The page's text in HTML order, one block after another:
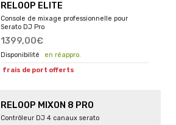
RELOOP ELITE
Console de mixage professionnelle pour
Serato DJ Pro
1399,00€
en réappro.
frais de port offerts
RELOOP MIXON 8 PRO
Contrôleur DJ 4 canaux serato